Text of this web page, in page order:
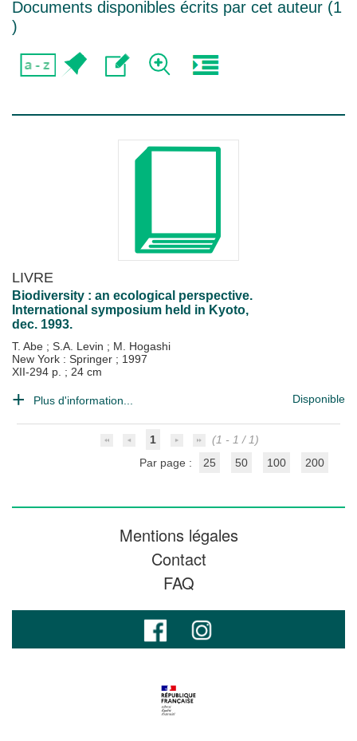
Documents disponibles écrits par cet auteur (1
)
LIVRE
Biodiversity : an ecological perspective.
International symposium held in Kyoto,
dec. 1993.
T. Abe ; S.A. Levin ; M. Hogashi
New York : Springer ; 1997
XII-294 p. ; 24 cm
Plus d'information... Disponible
1
(1 - 1 / 1)
Par page :
25 50 100 200
Mentions légales
Contact
FAQ